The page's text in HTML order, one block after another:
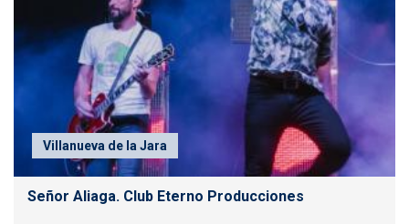
Villanueva de la Jara
Señor Aliaga. Club Eterno Producciones